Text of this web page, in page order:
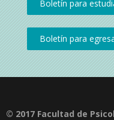
© 2017 Facultad de